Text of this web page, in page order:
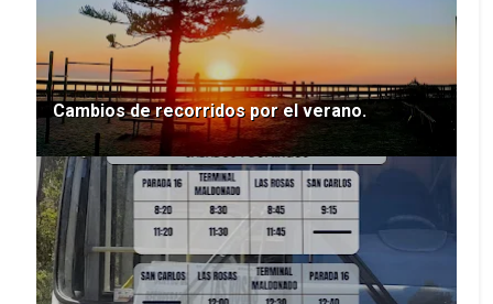
Cambios de recorridos por el verano.